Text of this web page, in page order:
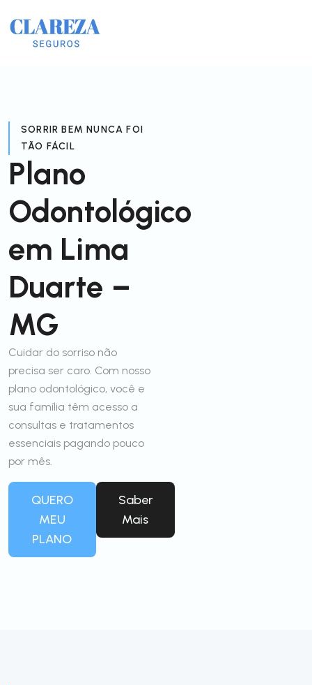
SORRIR BEM NUNCA FOI
TÃO FÁCIL
Plano
Odontológico
em Lima
Duarte –
MG
Cuidar do sorriso não
precisa ser caro. Com nosso
plano odontológico, você e
sua família têm acesso a
consultas e tratamentos
essenciais pagando pouco
por mês.
QUERO
MEU
PLANO
Saber
Mais